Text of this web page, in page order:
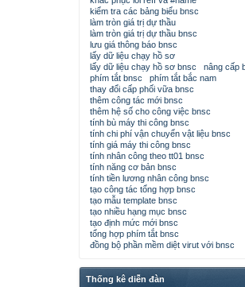
kiểm tra các bảng biểu bnsc
làm tròn giá trị dự thầu
làm tròn giá trị dự thầu bnsc
lưu giá thông báo bnsc
lấy dữ liệu chạy hồ sơ
lấy dữ liệu chạy hồ sơ bnsc
nâng cấp
phím tắt bnsc
phím tắt bắc nam
thay đổi cấp phối vữa bnsc
thêm công tác mới bnsc
thêm hệ số cho công việc bnsc
tính bù máy thi công bnsc
tính chi phí vận chuyển vật liệu bnsc
tính giá máy thi công bnsc
tính nhân công theo tt01 bnsc
tính năng cơ bản bnsc
tính tiền lương nhân công bnsc
tạo công tác tổng hợp bnsc
tạo mẫu template bnsc
tạo nhiều hạng mục bnsc
tạo định mức mới bnsc
tổng hợp phím tắt bnsc
đồng bộ phần mềm diệt virut với bnsc
Thống kê diễn đàn